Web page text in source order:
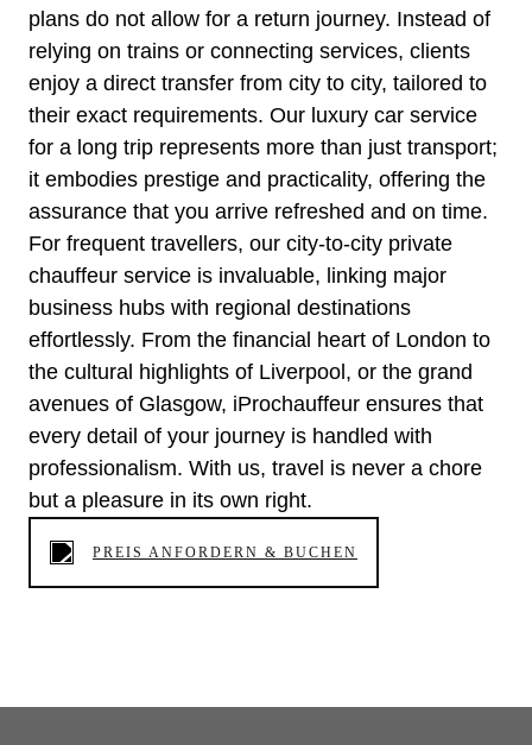
plans do not allow for a return journey. Instead of
relying on trains or connecting services, clients
enjoy a direct transfer from city to city, tailored to
their exact requirements. Our luxury car service
for a long trip represents more than just transport;
it embodies prestige and practicality, offering the
assurance that you arrive refreshed and on time.
For frequent travellers, our city-to-city private
chauffeur service is invaluable, linking major
business hubs with regional destinations
effortlessly. From the financial heart of London to
the cultural highlights of Liverpool, or the grand
avenues of Glasgow, iProchauffeur ensures that
every detail of your journey is handled with
professionalism. With us, travel is never a chore
but a pleasure in its own right.
PREIS ANFORDERN & BUCHEN